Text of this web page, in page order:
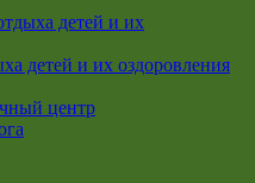
детей и их
детей и их оздоровления
центр